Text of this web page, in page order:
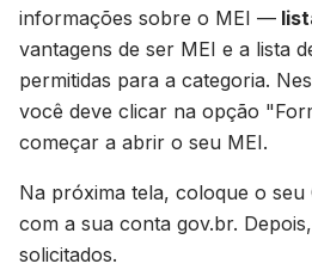
informações sobre o MEI —
vantagens de ser MEI e a lista
permitidas para a categoria.
você deve clicar na opção
começar a abrir o seu MEI.
Na próxima tela, coloque o seu
com a sua conta gov.br.
solicitados.